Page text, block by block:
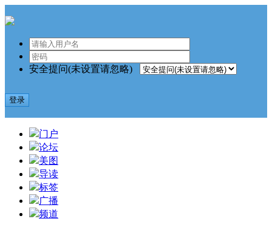
安全提问(未设置请忽略)
登录
门户
论坛
美图
导读
标签
广播
频道